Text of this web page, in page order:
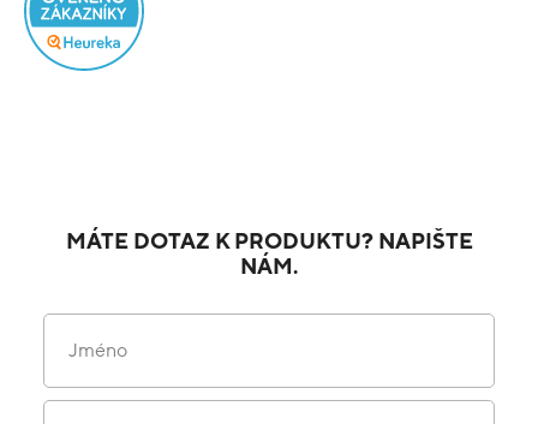
MÁTE DOTAZ K PRODUKTU? NAPIŠTE
NÁM.
Jméno